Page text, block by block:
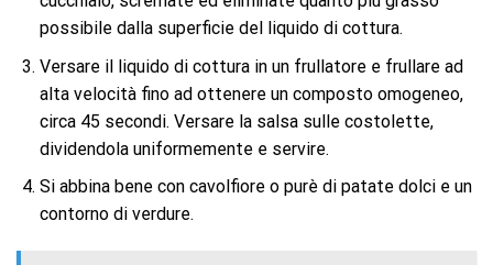
possibile dalla superficie del liquido di cottura.
Versare il liquido di cottura in un frullatore e frullare ad
alta velocità fino ad ottenere un composto omogeneo,
circa 45 secondi. Versare la salsa sulle costolette,
dividendola uniformemente e servire.
Si abbina bene con cavolfiore o purè di patate dolci e un
contorno di verdure.